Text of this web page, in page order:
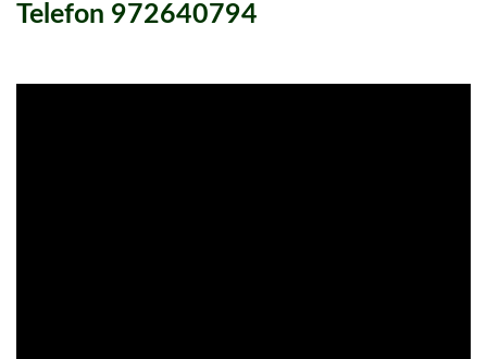
Telefon 972640794